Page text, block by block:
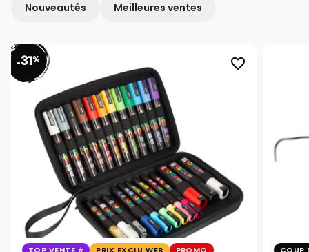
Nouveautés Meilleures ventes
favorite_border
-31%